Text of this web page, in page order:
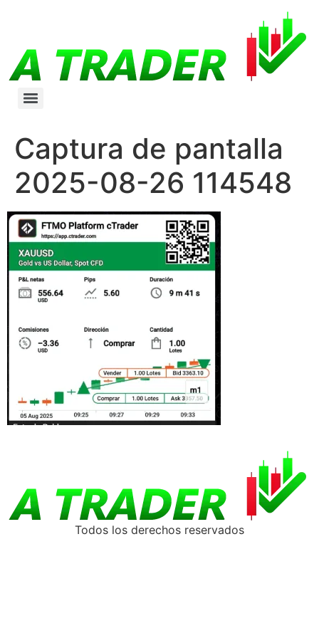
Captura de pantalla
2025-08-26 114548
Todos los derechos reservados